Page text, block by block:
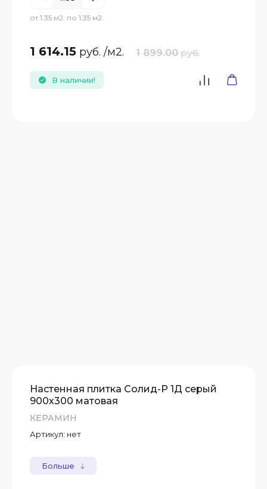
от 1.35 м2. по 1.35 м2.
1 614.15 руб. /м2. 1 899.00 руб.
В наличии!
Настенная плитка Солид-Р 1Д серый
900х300 матовая
КЕРАМИН
Артикул: нет
Больше